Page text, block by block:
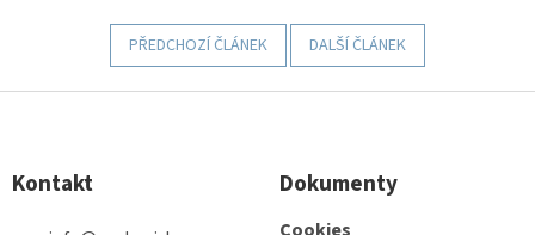
PŘEDCHOZÍ ČLÁNEK DALŠÍ ČLÁNEK
Z
Kontakt Dokumenty